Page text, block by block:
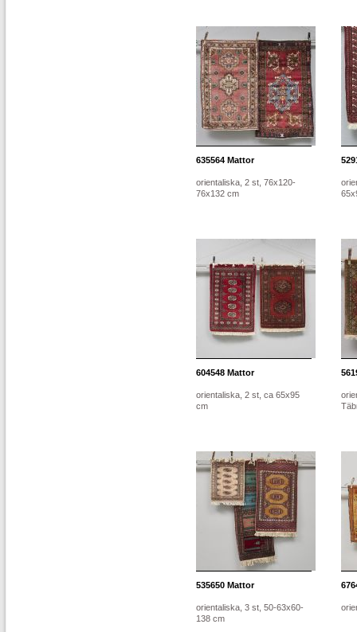
635564 Mattor
orientaliska, 2 st, 76x120-
76x132 cm
604548 Mattor
orientaliska, 2 st, ca 65x95
cm
535650 Mattor
orientaliska, 3 st, 50-63x60-
138 cm